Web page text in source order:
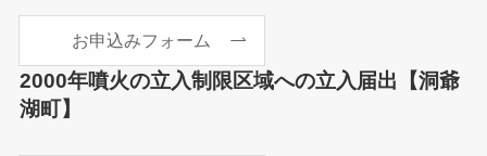
お申込みフォーム
2000年噴火の立入制限区域への立入届出【洞爺
湖町】